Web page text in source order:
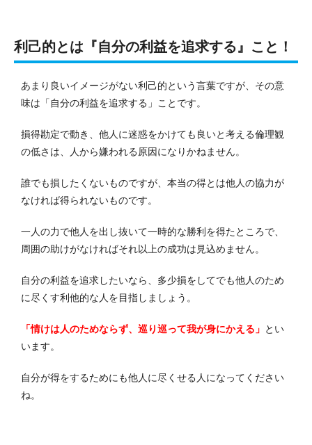
利己的とは『自分の利益を追求する』こと！
あまり良いイメージがない利己的という言葉ですが、その意
味は「自分の利益を追求する」ことです。
損得勘定で動き、他人に迷惑をかけても良いと考える倫理観
の低さは、人から嫌われる原因になりかねません。
誰でも損したくないものですが、本当の得とは他人の協力が
なければ得られないものです。
一人の力で他人を出し抜いて一時的な勝利を得たところで、
周囲の助けがなければそれ以上の成功は見込めません。
自分の利益を追求したいなら、多少損をしてでも他人のため
に尽くす利他的な人を目指しましょう。
「情けは人のためならず、巡り巡って我が身にかえる」 とい
います。
自分が得をするためにも他人に尽くせる人になってください
ね。